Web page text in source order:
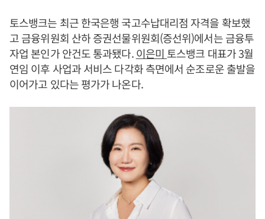
토스뱅크는 최근 한국은행 국고수납대리점 자격을 확보했
고 금융위원회 산하 증권선물위원회(증선위)에서는 금융투
자업 본인가 안건도 통과됐다.이은미 토스뱅크 대표가 3월
연임 이후 사업과 서비스 다각화 측면에서 순조로운 출발을
이어가고 있다는 평가가 나온다.